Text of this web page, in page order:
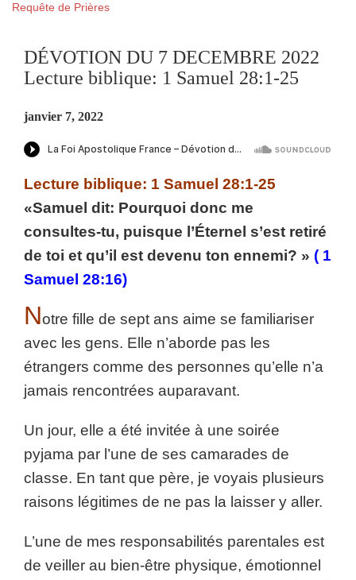
Requête de Prières
DÉVOTION DU 7 DECEMBRE 2022
Lecture biblique: 1 Samuel 28:1-25
janvier 7, 2022
Lecture biblique: 1 Samuel 28:1-25
«Samuel dit: Pourquoi donc me
consultes-tu, puisque l’Éternel s’est retiré
de toi et qu’il est devenu ton ennemi? » ( 1
Samuel 28:16)
Notre fille de sept ans aime se familiariser
avec les gens. Elle n’aborde pas les
étrangers comme des personnes qu’elle n’a
jamais rencontrées auparavant.
Un jour, elle a été invitée à une soirée
pyjama par l’une de ses camarades de
classe. En tant que père, je voyais plusieurs
raisons légitimes de ne pas la laisser y aller.
L’une de mes responsabilités parentales est
de veiller au bien-être physique, émotionnel